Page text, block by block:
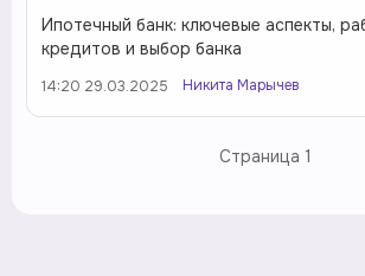
Ипотечный банк: ключевые аспекты,
кредитов и выбор банка
14:20 29.03.2025 Никита Марычев
Страница 1